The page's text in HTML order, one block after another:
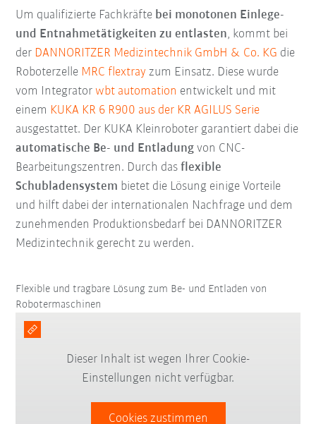
Um qualifizierte Fachkräfte bei monotonen Einlege-
und Entnahmetätigkeiten zu entlasten, kommt bei
der DANNORITZER Medizintechnik GmbH & Co. KG die
Roboterzelle MRC flextray zum Einsatz. Diese wurde
vom Integratorwbt automation entwickelt und mit
einem KUKA KR 6 R900 aus der KR AGILUS Serie
ausgestattet. Der KUKA Kleinroboter garantiert dabei die
automatische Be- und Entladung von CNC-
Bearbeitungszentren. Durch dasflexible
Schubladensystem bietet die Lösung einige Vorteile
und hilft dabei der internationalen Nachfrage und dem
zunehmenden Produktionsbedarf bei DANNORITZER
Medizintechnik gerecht zu werden.
Flexible und tragbare Lösung zum Be- und Entladen von
Robotermaschinen
Dieser Inhalt ist wegen Ihrer Cookie-
Einstellungen nicht verfügbar.
Cookies zustimmen